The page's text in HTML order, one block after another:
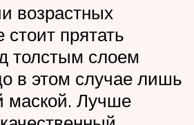
возрастных
прятать
толстым слоем
в этом случае лишь
маской. Лучше